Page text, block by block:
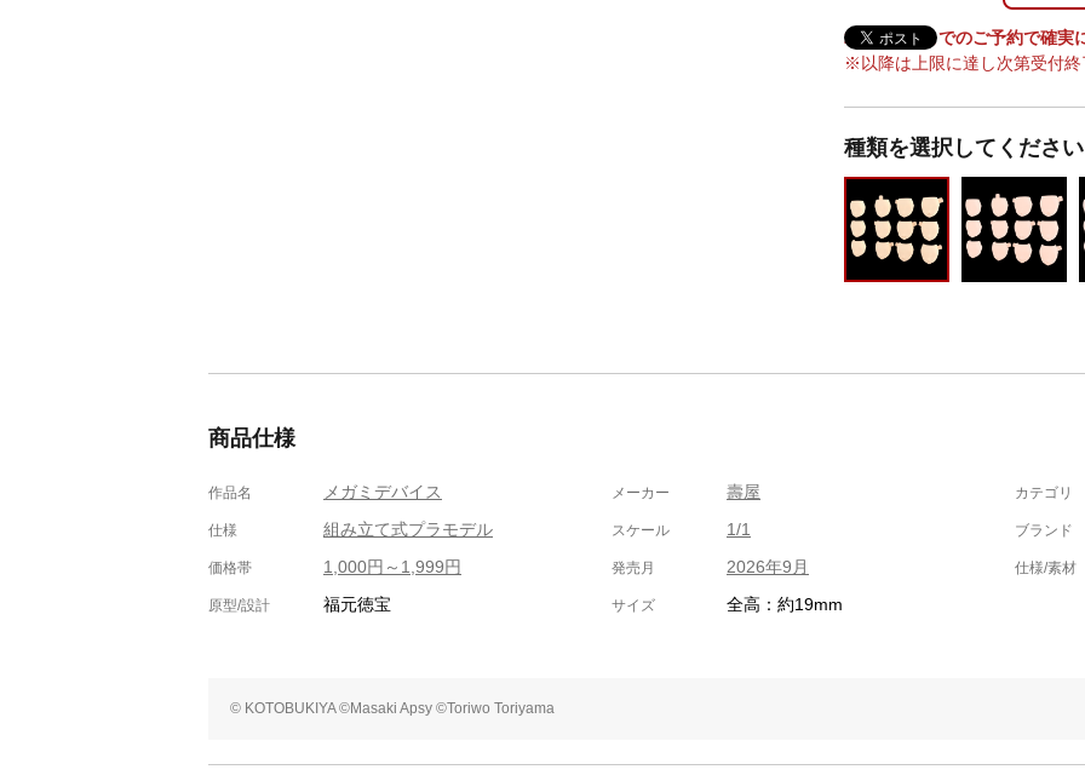
2026/6/23までのご予約で確実
※以降は上限に達し次第受付
種類を選択してください
商品仕様
作品名 メガミデバイス メーカー 壽屋 カテゴリ
仕様 組み立て式プラモデル スケール 1/1 ブランド
価格帯 1,000円～1,999円 発売月 2026年9月 仕様/素材
原型/設計 福元徳宝 サイズ 全高：約19mm
© KOTOBUKIYA ©Masaki Apsy ©Toriwo Toriyama